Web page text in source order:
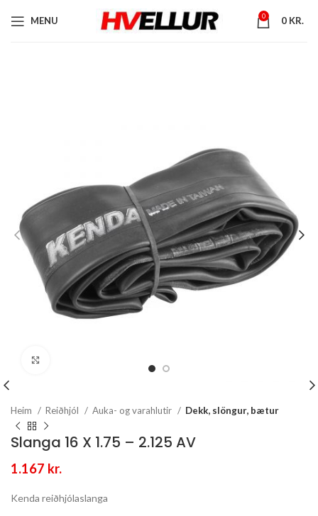
MENU 0 0 KR.
Heim Reiðhjól Auka- og varahlutir Dekk, slöngur, bætur
Slanga 16 X 1.75 – 2.125 AV
1.167 kr.
Kenda reiðhjólaslanga